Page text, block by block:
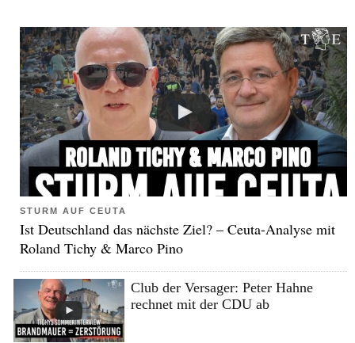
STURM AUF CEUTA
Ist Deutschland das nächste Ziel? – Ceuta-Analyse mit
Roland Tichy & Marco Pino
Club der Versager: Peter Hahne
rechnet mit der CDU ab